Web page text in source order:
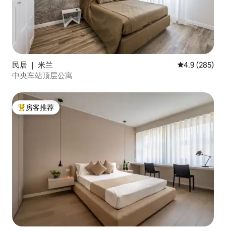
民居 ｜ 米兰 平均评分 4.9
4.9 (285)
中央车站顶层公寓
热门「房客推荐」
房客推荐